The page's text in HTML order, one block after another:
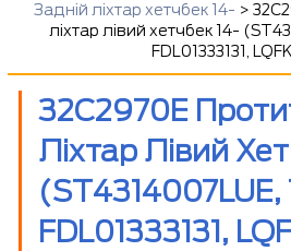
Задній ліхтар хетчбек 14- >
ліхтар лівий хетчбек 14-
FDL01333131,
32C2970E
Ліхтар Лівий
(ST4314007LUE,
FDL01333131,